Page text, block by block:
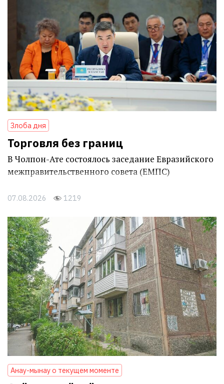
Злоба дня
Торговля без границ
В Чолпон-Ате состоялось заседание Евразийского
межправительственного совета (ЕМПС)
07.08.2026 1219
Анау-мынау о текущем моменте